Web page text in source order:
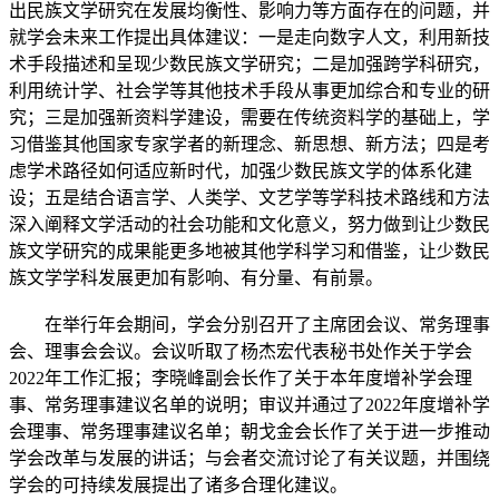
出民族文学研究在发展均衡性、影响力等方面存在的问题，并
就学会未来工作提出具体建议：一是走向数字人文，利用新技
术手段描述和呈现少数民族文学研究；二是加强跨学科研究，
利用统计学、社会学等其他技术手段从事更加综合和专业的研
究；三是加强新资料学建设，需要在传统资料学的基础上，学
习借鉴其他国家专家学者的新理念、新思想、新方法；四是考
虑学术路径如何适应新时代，加强少数民族文学的体系化建
设；五是结合语言学、人类学、文艺学等学科技术路线和方法
深入阐释文学活动的社会功能和文化意义，努力做到让少数民
族文学研究的成果能更多地被其他学科学习和借鉴，让少数民
族文学学科发展更加有影响、有分量、有前景。
在举行年会期间，学会分别召开了主席团会议、常务理事
会、理事会会议。会议听取了杨杰宏代表秘书处作关于学会
2022年工作汇报；李晓峰副会长作了关于本年度增补学会理
事、常务理事建议名单的说明；审议并通过了2022年度增补学
会理事、常务理事建议名单；朝戈金会长作了关于进一步推动
学会改革与发展的讲话；与会者交流讨论了有关议题，并围绕
学会的可持续发展提出了诸多合理化建议。